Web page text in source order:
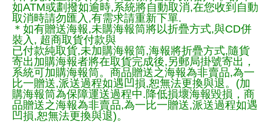
如ATM或劃撥如逾時,系統將自動取消,在您收到自動
取消時請勿匯入,有需求請重新下單.
＊如有贈送海報,未購海報筒將以折疊方式,與CD併
裝入, 超商取貨付款與
已付款純取貨,未加購海報筒,海報將折疊方式,隨貨
寄出加購海報者將在取貨完成後,另郵局掛號寄出，
系統可加購海報筒。商品贈送之海報為非賣品,為一
比一贈送,派送過程如遇凹損,恕無法更換與退。(加
購海報筒為保障運送過程中.降低損壞海報毀損，商
品贈送之海報為非賣品,為一比一贈送,派送過程如遇
凹損,恕無法更換與退)。